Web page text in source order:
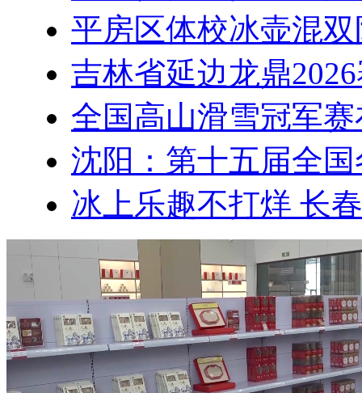
平房区体校冰壶混
吉林省延边龙鼎
全国高山滑雪冠军
沈阳：第十五届全
冰上乐趣不打烊 长